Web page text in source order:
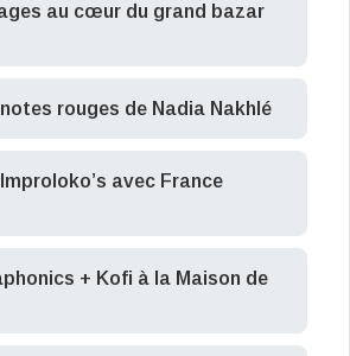
au cœur du grand bazar
rouges de Nadia Nakhlé
avec France
+ Kofi à la Maison de